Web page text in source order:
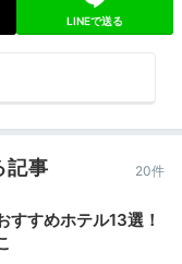
でも日光浴でき気持
LINEで送る
記事 20件
すすめホテル13選！